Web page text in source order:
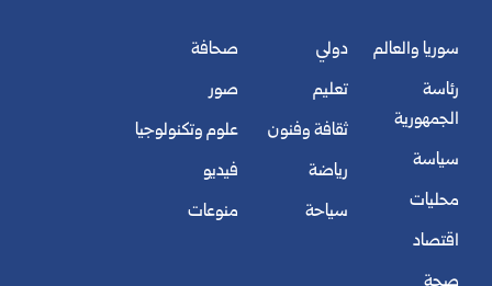
سوريا والعالم
رئاسة
الجمهورية
سياسة
محليات
اقتصاد
دولي
تعليم
ثقافة وفنون
رياضة
سياحة
صحافة
صور
علوم وتكنولوجيا
فيديو
منوعات